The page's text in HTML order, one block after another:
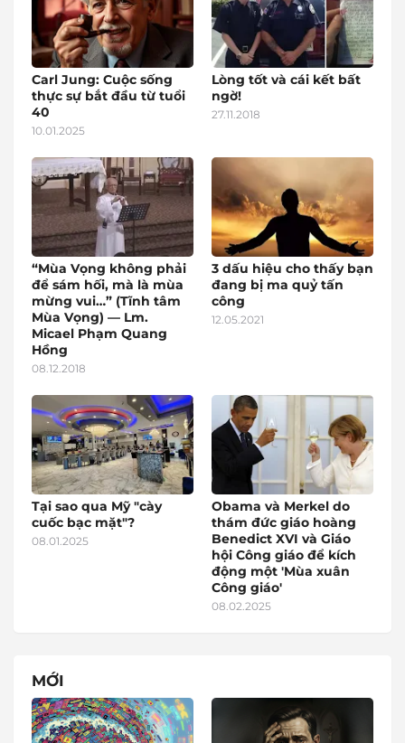
Carl Jung: Cuộc sống
thực sự bắt đầu từ tuổi
40
10.01.2025
Lòng tốt và cái kết bất
ngờ!
27.11.2018
“Mùa Vọng không phải
để sám hối, mà là mùa
mừng vui…” (Tĩnh tâm
Mùa Vọng) — Lm.
Micael Phạm Quang
Hồng
08.12.2018
3 dấu hiệu cho thấy bạn
đang bị ma quỷ tấn
công
12.05.2021
Tại sao qua Mỹ "cày
cuốc bạc mặt"?
08.01.2025
Obama và Merkel do
thám đức giáo hoàng
Benedict XVI và Giáo
hội Công giáo để kích
động một 'Mùa xuân
Công giáo'
08.02.2025
MỚI